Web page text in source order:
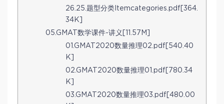
26.25.题型分类Itemcategories.pdf[364.
34K]
05.GMAT数学课件-讲义[11.57M]
01.GMAT2020数量推理02.pdf[540.40
K]
02.GMAT2020数量推理01.pdf[780.34
K]
03.GMAT2020数量推理03.pdf[480.00